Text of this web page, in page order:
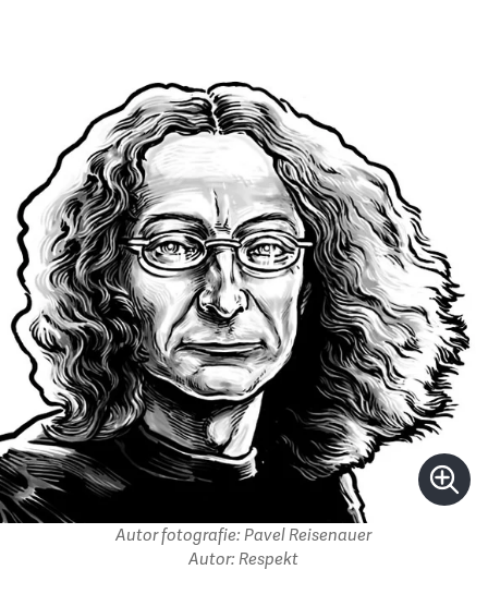
Autor fotografie: Pavel Reisenauer
Autor: Respekt